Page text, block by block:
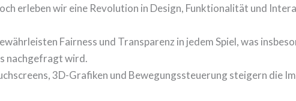
erleben wir eine Revolution in Design, Funktionalität und
Fairness und Transparenz in jedem Spiel, was
nachgefragt wird.
3D-Grafiken und Bewegungssteuerung steigern die